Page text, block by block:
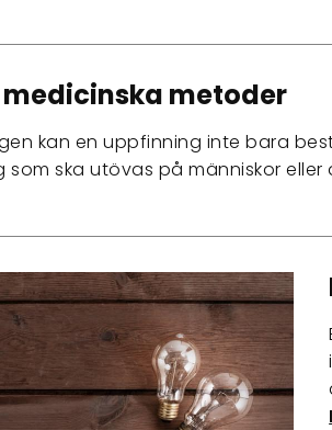
metoder
kan en uppfinning inte bara
som ska utövas på människor